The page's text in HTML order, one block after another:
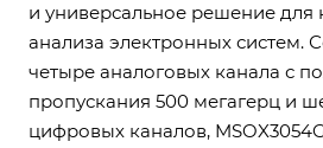
и универсальное решение для
анализа электронных систем.
четыре аналоговых канала с
пропускания 500 мегагерц и
цифровых каналов,